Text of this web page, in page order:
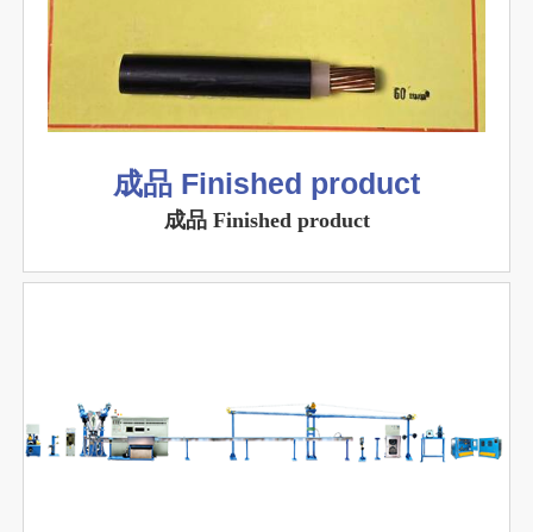
成品 Finished product
成品 Finished product